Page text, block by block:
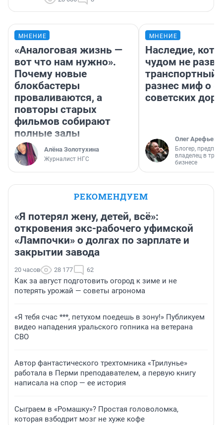
МНЕНИЕ
«Аналоговая жизнь —
вот что нам нужно».
Почему новые
блокбастеры
проваливаются, а
повторы старых
фильмов собирают
полные залы
Алёна Золотухина
Журналист НГС
МНЕНИЕ
Наследие,
чудом не
транспортный
разнес миф о
советских
Олег Арефьев
Блогер,
владелец в
бизнесе
РЕКОМЕНДУЕМ
«Я потерял жену, детей, всё»:
откровения экс-рабочего уфимской
«Лампочки» о долгах по зарплате и
закрытии завода
20 часов 28 177 62
Как за август подготовить огород к зиме и не
потерять урожай — советы агронома
«Я тебя счас ***, петухом поедешь в зону!» Публикуем
видео нападения уральского гопника на ветерана
СВО
Автор фантастического трехтомника «Трилунье»
работала в Перми преподавателем, а первую книгу
написала на спор — ее история
Сыграем в «Ромашку»? Простая головоломка,
которая взбодрит мозг не хуже кофе